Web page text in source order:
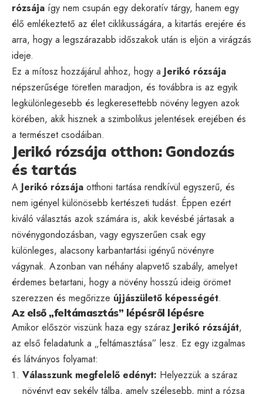
rózsája így nem csupán egy dekoratív tárgy, hanem egy
élő emlékeztető az élet ciklikusságára, a kitartás erejére és
arra, hogy a legszárazabb időszakok után is eljön a virágzás
ideje.
Ez a mítosz hozzájárul ahhoz, hogy a Jerikó rózsája
népszerűsége töretlen maradjon, és továbbra is az egyik
legkülönlegesebb és legkeresettebb növény legyen azok
körében, akik hisznek a szimbolikus jelentések erejében és
a természet csodáiban.
Jerikó rózsája otthon: Gondozás
és tartás
A Jerikó rózsája otthoni tartása rendkívül egyszerű, és
nem igényel különösebb kertészeti tudást. Éppen ezért
kiváló választás azok számára is, akik kevésbé jártasak a
növénygondozásban, vagy egyszerűen csak egy
különleges, alacsony karbantartási igényű növényre
vágynak. Azonban van néhány alapvető szabály, amelyet
érdemes betartani, hogy a növény hosszú ideig örömet
szerezzen és megőrizze újjászülető képességét.
Az első „feltámasztás” lépésről lépésre
Amikor először viszünk haza egy száraz Jerikó rózsáját,
az első feladatunk a „feltámasztása” lesz. Ez egy izgalmas
és látványos folyamat:
Válasszunk megfelelő edényt: Helyezzük a száraz
növényt egy sekély tálba, amely szélesebb, mint a rózsa